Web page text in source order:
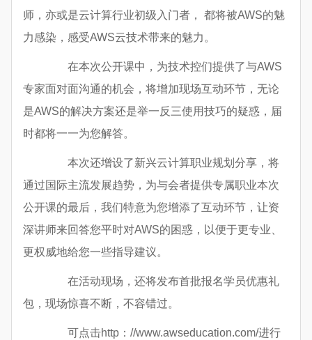
师，亦或是云计算行业初级入门者， 都将被AWS的魅
力感染，感受AWS云技术带来的魅力。
在本次公开课中，为技术控们提供了与AWS
专家面对面沟通的机会，将增加现场互动环节，无论
是AWS的解决方案还是举一反三使用技巧的疑惑，届
时都将一一为您解答。
本次还增设了新兴云计算职业规划分享，将
通过国际主流发展趋势，为与会者提供专属职业本次
公开课的最后，我们特意为您增添了互动环节，让资
深讲师来回答您平时对AWS的困惑，以便于更专业、
更权威地给您一些指导建议。
在活动现场，还将发布首批报名学员优惠礼
包，现场惊喜不断，不容错过。
可点击http：//www.awseducation.com/进行